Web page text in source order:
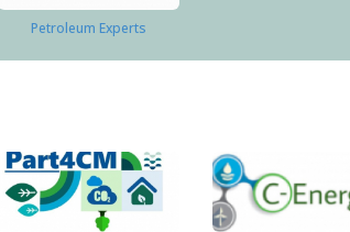
Petroleum Experts